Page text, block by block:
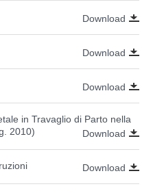
Download
Download
Download
in Travaglio di Parto nella
2010)
Download
Download